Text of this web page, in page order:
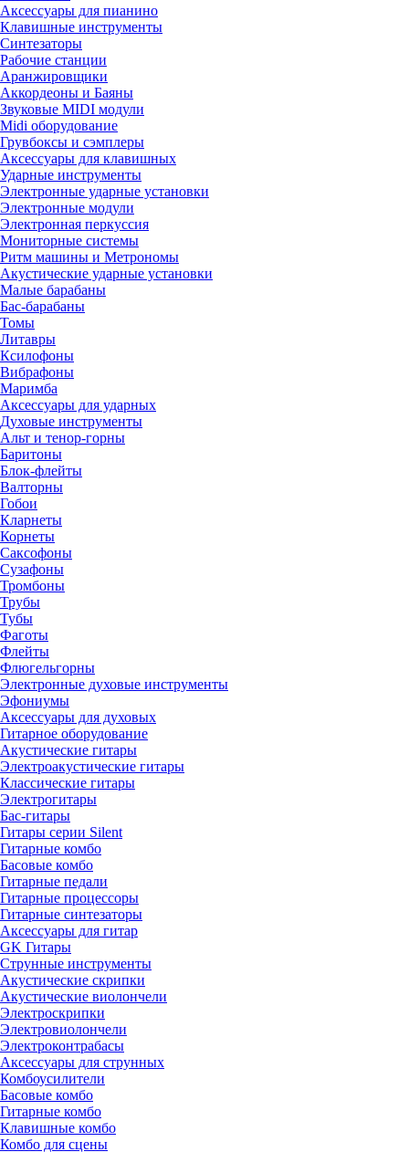
Аксессуары для пианино
Клавишные инструменты
Синтезаторы
Рабочие станции
Аранжировщики
Аккордеоны и Баяны
Звуковые MIDI модули
Midi оборудование
Грувбоксы и сэмплеры
Аксессуары для клавишных
Ударные инструменты
Электронные ударные установки
Электронные модули
Электронная перкуссия
Мониторные системы
Ритм машины и Метрономы
Акустические ударные установки
Малые барабаны
Бас-барабаны
Томы
Литавры
Ксилофоны
Вибрафоны
Маримба
Аксессуары для ударных
Духовые инструменты
Альт и тенор-горны
Баритоны
Блок-флейты
Валторны
Гобои
Кларнеты
Корнеты
Саксофоны
Сузафоны
Тромбоны
Трубы
Тубы
Фаготы
Флейты
Флюгельгорны
Электронные духовые инструменты
Эфониумы
Аксессуары для духовых
Гитарное оборудование
Акустические гитары
Электроакустические гитары
Классические гитары
Электрогитары
Бас-гитары
Гитары серии Silent
Гитарные комбо
Басовые комбо
Гитарные педали
Гитарные процессоры
Гитарные синтезаторы
Аксессуары для гитар
GK Гитары
Струнные инструменты
Акустические скрипки
Акустические виолончели
Электроскрипки
Электровиолончели
Электроконтрабасы
Аксессуары для струнных
Комбоусилители
Басовые комбо
Гитарные комбо
Клавишные комбо
Комбо для сцены